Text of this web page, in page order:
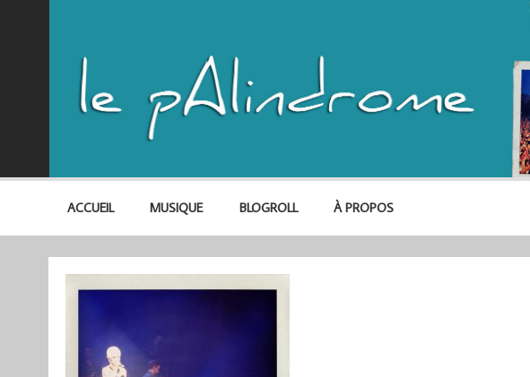
ACCUEIL MUSIQUE BLOGROLL À PROPOS